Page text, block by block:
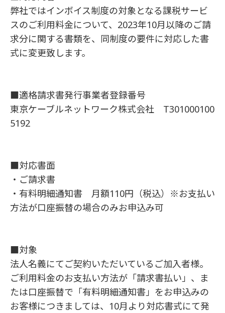
弊社ではインボイス制度の対象となる課税サービ
スのご利用料金について、2023年10月以降のご請
求分に関する書類を、同制度の要件に対応した書
式に変更致します。
■適格請求書発行事業者登録番号
東京ケーブルネットワーク株式会社 T301000100
5192
■対応書面
・ご請求書
・有料明細通知書 月額110円（税込）※お支払い
方法が口座振替の場合のみお申込み可
■対象
法人名義にてご契約いただいているご加入者様。
ご利用料金のお支払い方法が「請求書払い」、ま
たは口座振替で「有料明細通知書」をお申込みの
お客様につきましては、10月より対応書式にて発